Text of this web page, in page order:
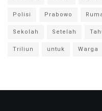
Polisi
Prabowo
Sekolah
Setelah
Triliun
untuk Warga